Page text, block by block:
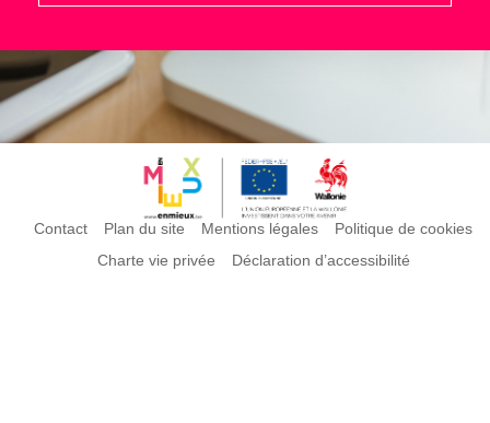
Contact Plan du site Mentions légales
Politique de cookies
Charte vie privée
Déclaration d’accessibilité